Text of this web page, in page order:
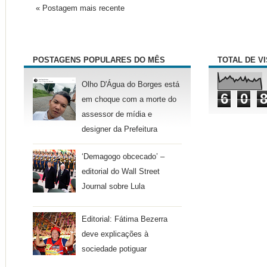
« Postagem mais recente
POSTAGENS POPULARES DO MÊS
Olho D'Água do Borges está
em choque com a morte do
assessor de mídia e
designer da Prefeitura
‘Demagogo obcecado’ –
editorial do Wall Street
Journal sobre Lula
Editorial: Fátima Bezerra
deve explicações à
sociedade potiguar
TOTAL DE
6 0 8